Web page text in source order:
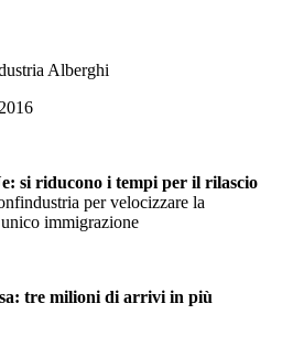
Alberghi
si riducono i tempi per il rilascio
per velocizzare la
immigrazione
tre milioni di arrivi in più